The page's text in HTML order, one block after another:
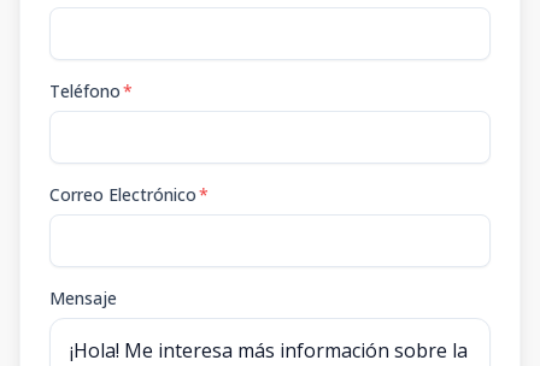
Teléfono*
Correo Electrónico*
Mensaje